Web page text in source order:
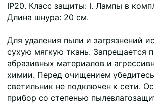
IP20. Класс защиты: I. Лампы в
Длина шнура: 20 см.
Для удаления пыли и загрязнений
сухую мягкую ткань. Запрещается
абразивных материалов и
химии. Перед очищением
светильник не подключен к сети.
прибор со степенью